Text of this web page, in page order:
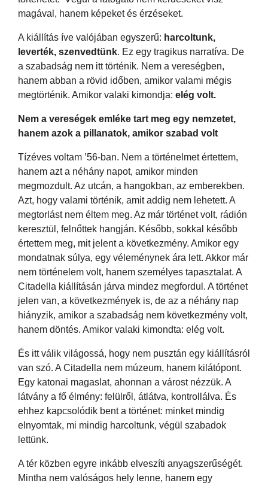
magával, hanem képeket és érzéseket.
A kiállítás íve valójában egyszerű: harcoltunk,
leverték, szenvedtünk. Ez egy tragikus narratíva. De
a szabadság nem itt történik. Nem a vereségben,
hanem abban a rövid időben, amikor valami mégis
megtörténik. Amikor valaki kimondja: elég volt.
Nem a vereségek emléke tart meg egy nemzetet,
hanem azok a pillanatok, amikor szabad volt
Tízéves voltam ’56-ban. Nem a történelmet értettem,
hanem azt a néhány napot, amikor minden
megmozdult. Az utcán, a hangokban, az emberekben.
Azt, hogy valami történik, amit addig nem lehetett. A
megtorlást nem éltem meg. Az már történet volt, rádión
keresztül, felnőttek hangján. Később, sokkal később
értettem meg, mit jelent a következmény. Amikor egy
mondatnak súlya, egy véleménynek ára lett. Akkor már
nem történelem volt, hanem személyes tapasztalat. A
Citadella kiállításán járva mindez megfordul. A történet
jelen van, a következmények is, de az a néhány nap
hiányzik, amikor a szabadság nem következmény volt,
hanem döntés. Amikor valaki kimondta: elég volt.
És itt válik világossá, hogy nem pusztán egy kiállításról
van szó. A Citadella nem múzeum, hanem kilátópont.
Egy katonai magaslat, ahonnan a várost nézzük. A
látvány a fő élmény: felülről, átlátva, kontrollálva. És
ehhez kapcsolódik bent a történet: minket mindig
elnyomtak, mi mindig harcoltunk, végül szabadok
lettünk.
A tér közben egyre inkább elveszíti anyagszerűségét.
Mintha nem valóságos hely lenne, hanem egy